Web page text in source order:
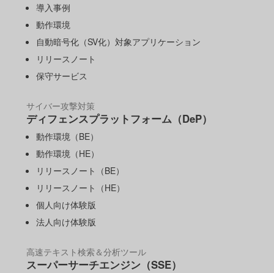
導入事例
動作環境
自動暗号化（SV化）対象アプリケーション
リリースノート
保守サービス
サイバー攻撃対策
ディフェンスプラットフォーム（DeP）
動作環境（BE）
動作環境（HE）
リリースノート（BE）
リリースノート（HE）
個人向け体験版
法人向け体験版
高速テキスト検索＆分析ツール
スーパーサーチエンジン（SSE）